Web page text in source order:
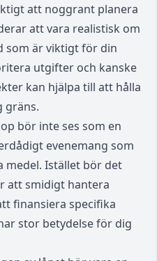
att noggrant planera
att vara realistisk om
som är viktigt för din
utgifter och kanske
kan hjälpa till att hålla
gräns.
bör inte ses som en
evenemang som
medel. Istället bör det
att smidigt hantera
finansiera specifika
stor betydelse för dig